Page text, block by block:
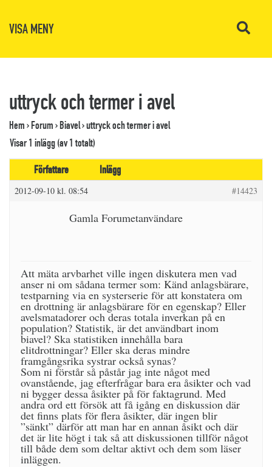
VISA MENY
uttryck och termer i avel
Hem›Forum›Biavel›uttryck och termer i avel
Visar 1 inlägg (av 1 totalt)
Författare
Inlägg
2012-09-10 kl. 08:54 #14423
Gamla Forumetanvändare
Att mäta arvbarhet ville ingen diskutera men vad
anser ni om sådana termer som: Känd anlagsbärare,
testparning via en systerserie för att konstatera om
en drottning är anlagsbärare för en egenskap? Eller
avelsmatadorer och deras totala inverkan på en
population? Statistik, är det användbart inom
biavel? Ska statistiken innehålla bara
elitdrottningar? Eller ska deras mindre
framgångsrika systrar också synas?
Som ni förstår så påstår jag inte något med
ovanstående, jag efterfrågar bara era åsikter och vad
ni bygger dessa åsikter på för faktagrund. Med
andra ord ett försök att få igång en diskussion där
det finns plats för flera åsikter, där ingen blir
”sänkt” därför att man har en annan åsikt och där
det är lite högt i tak så att diskussionen tillför något
till både dem som deltar aktivt och dem som läser
inläggen.